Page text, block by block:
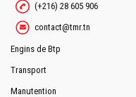
(+216) 28 605 906
contact@tmr.tn
Engins de Btp
Transport
Manutention